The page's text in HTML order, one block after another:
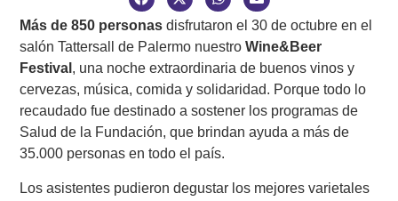
Más de 850 personas disfrutaron el 30 de octubre en el
salón Tattersall de Palermo nuestroWine&Beer
Festival , una noche extraordinaria de buenos vinos y
cervezas, música, comida y solidaridad. Porque todo lo
recaudado fue destinado a sostener los programas de
Salud de la Fundación, que brindan ayuda a más de
35.000 personas en todo el país.
Los asistentes pudieron degustar los mejores varietales